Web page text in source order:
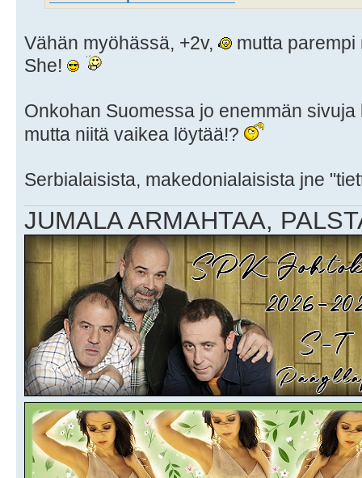
Vähän myöhässä, +2v,
mutta
She!
Onkohan Suomessa jo enemmän
mutta niitä vaikea löytää!?
Serbialaisista, makedonialaisista jne
JUMALA ARMAHTAA,